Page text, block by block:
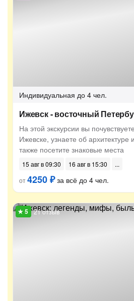
Индивидуальная до 4 чел.
Ижевск - восточный
На этой экскурсии вы
Ижевске, узнаете об архитектуре
также посетите знаковые места
15 авг в 09:30
16 авг в 15:30
от4250 ₽за всё до 4 чел.
21 отзыв